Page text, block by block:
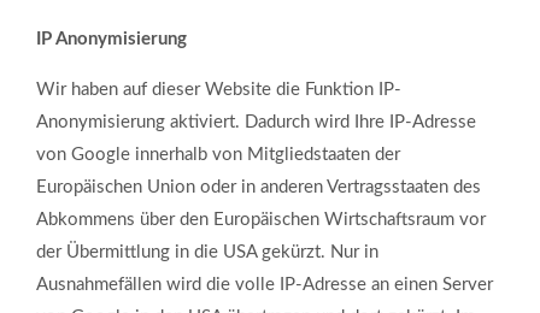
IP Anonymisierung
Wir haben auf dieser Website die Funktion IP-
Anonymisierung aktiviert. Dadurch wird Ihre IP-Adresse
von Google innerhalb von Mitgliedstaaten der
Europäischen Union oder in anderen Vertragsstaaten des
Abkommens über den Europäischen Wirtschaftsraum vor
der Übermittlung in die USA gekürzt. Nur in
Ausnahmefällen wird die volle IP-Adresse an einen Server